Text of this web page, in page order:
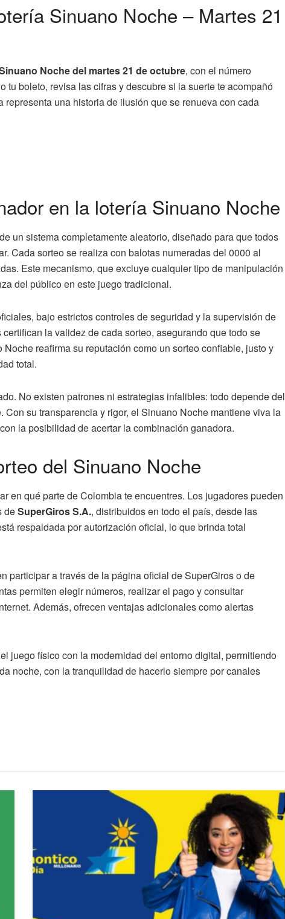
Sinuano Noche – Martes 21
Noche del martes 21 de octubre, con el número
tu boleto, revisa las cifras y descubre si la suerte te acompañó
una historia de ilusión que se renueva con cada
en la lotería Sinuano Noche
un sistema completamente aleatorio, diseñado para que todos
Cada sorteo se realiza con balotas numeradas del 0000 al
Este mecanismo, que excluye cualquier tipo de manipulación
del público en este juego tradicional.
bajo estrictos controles de seguridad y la supervisión de
la validez de cada sorteo, asegurando que todo se
reafirma su reputación como un sorteo confiable, justo y
total.
No existen patrones ni estrategias infalibles: todo depende del
su transparencia y rigor, el Sinuano Noche mantiene viva la
la posibilidad de acertar la combinación ganadora.
del Sinuano Noche
en qué parte de Colombia te encuentres. Los jugadores pueden
deSuperGiros S.A., distribuidos en todo el país, desde las
respaldada por autorización oficial, lo que brinda total
participar a través de la página oficial de SuperGiros o de
permiten elegir números, realizar el pago y consultar
Además, ofrecen ventajas adicionales como alertas
juego físico con la modernidad del entorno digital, permitiendo
noche, con la tranquilidad de hacerlo siempre por canales